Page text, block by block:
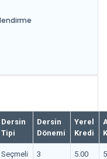
Dersin
Tipi
Dersin
Dönemi
Yerel
Kredi
Seçmeli 3 5.00